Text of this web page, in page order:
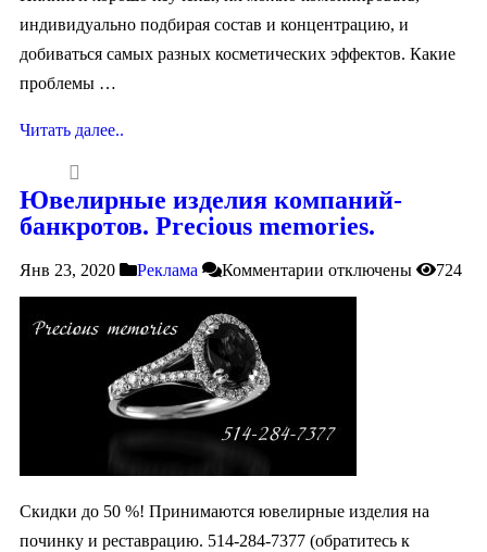
индивидуально подбирая состав и концентрацию, и
добиваться самых разных косметических эффектов. Какие
проблемы …
Читать далее..
Ювелирные изделия компаний-
банкротов. Precious memories.
Янв 23, 2020 Реклама Комментарии отключены 724
Скидки до 50 %! Принимаются ювелирные изделия на
починку и реставрацию. 514-284-7377 (обратитесь к